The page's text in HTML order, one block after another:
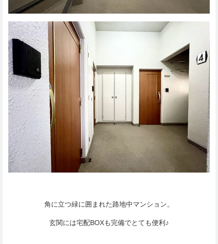
角に立つ緑に囲まれた路地中マンション。
玄関には宅配BOXも完備でとても便利♪